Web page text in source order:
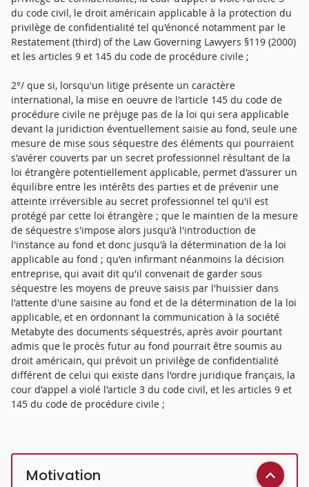
du code civil, le droit américain applicable à la protection du
privilège de confidentialité tel qu'énoncé notamment par le
Restatement (third) of the Law Governing Lawyers §119 (2000)
et les articles 9 et 145 du code de procédure civile ;
2°/ que si, lorsqu'un litige présente un caractère
international, la mise en oeuvre de l'article 145 du code de
procédure civile ne préjuge pas de la loi qui sera applicable
devant la juridiction éventuellement saisie au fond, seule une
mesure de mise sous séquestre des éléments qui pourraient
s'avérer couverts par un secret professionnel résultant de la
loi étrangère potentiellement applicable, permet d'assurer un
équilibre entre les intérêts des parties et de prévenir une
atteinte irréversible au secret professionnel tel qu'il est
protégé par cette loi étrangère ; que le maintien de la mesure
de séquestre s'impose alors jusqu'à l'introduction de
l'instance au fond et donc jusqu'à la détermination de la loi
applicable au fond ; qu'en infirmant néanmoins la décision
entreprise, qui avait dit qu'il convenait de garder sous
séquestre les moyens de preuve saisis par l'huissier dans
l'attente d'une saisine au fond et de la détermination de la loi
applicable, et en ordonnant la communication à la société
Metabyte des documents séquestrés, après avoir pourtant
admis que le procès futur au fond pourrait être soumis au
droit américain, qui prévoit un privilège de confidentialité
différent de celui qui existe dans l'ordre juridique français, la
cour d'appel a violé l'article 3 du code civil, et les articles 9 et
145 du code de procédure civile ;
Motivation